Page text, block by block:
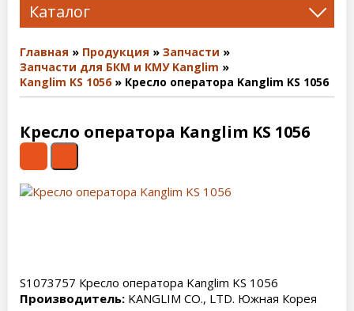
Каталог
Главная Продукция
Запчасти
Запчасти для БКМ и КМУ Kanglim
Kanglim KS 1056
Кресло оператора Kanglim KS 1056
Кресло оператора Kanglim KS 1056
S1073757 Кресло оператора Kanglim KS 1056
Производитель: KANGLIM CO., LTD. Южная Корея